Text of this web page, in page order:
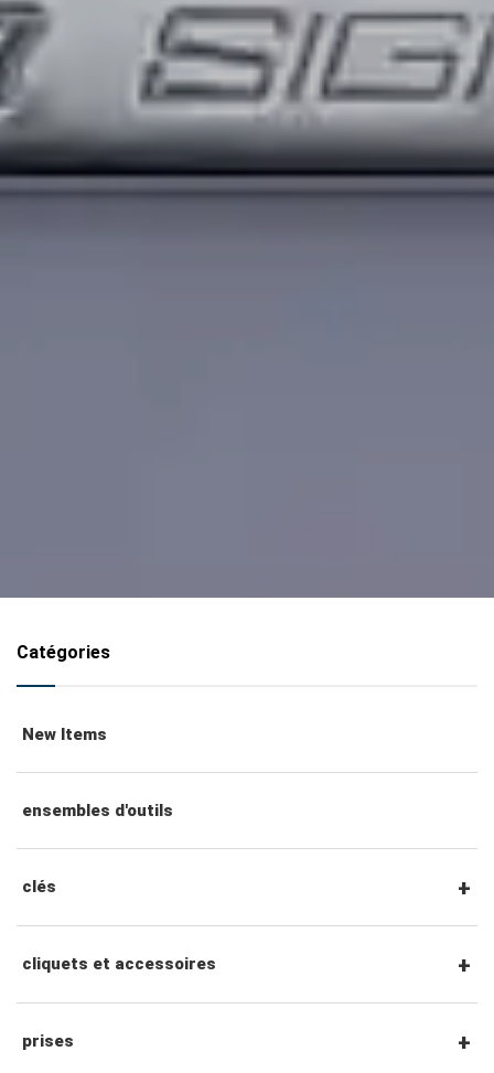
Catégories
New Items
ensembles d'outils
clés
clés mixtes
clés mixtes à cliquet
cliquets et accessoires
Cliquets et accessoires à entraînement
prises